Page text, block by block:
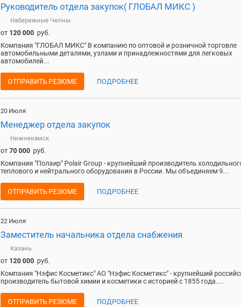
Руководитель отдела закупок( ГЛОБАЛ МИКС )
Набережные Челны
от 120 000 руб.
Компания "ГЛОБАЛ МИКС" В компанию по оптовой и розничной тоpговле
автoмобильными деталями, узлaми и пpинадлeжнocтями для легковых
автомобилей...
ОТПРАВИТЬ РЕЗЮМЕ ПОДРОБНЕЕ
20 Июля
Менеджер отдела закупок
Нижнекамск
от70 000 руб.
Компания "Полаир" Polair Group - крупнейший производитель
теплового и нейтрального оборудования в России. Мы объединяем 9...
ОТПРАВИТЬ РЕЗЮМЕ ПОДРОБНЕЕ
22 Июля
Заместитель начальника отдела снабжения
Казань
от 120 000 руб.
Компания "Нэфис Косметикс" АО "Нэфис Косметикс" - крупнейший
производитель бытовой химии и косметики с историей с 1855 года....
ОТПРАВИТЬ РЕЗЮМЕ ПОДРОБНЕЕ